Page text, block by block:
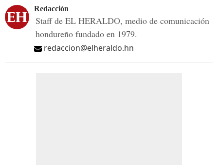
Redacción
Staff de EL HERALDO, medio de comunicación
hondureño fundado en 1979.
redaccion@elheraldo.hn